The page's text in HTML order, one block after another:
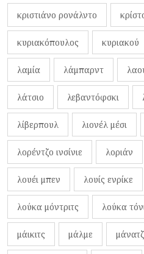
κριστιάνο ρονάλντο
κυριακόπουλος κυριακού
λαμία λάμπαρντ
λάτσιο λεβαντόφσκι
λίβερπουλ λιονέλ μέσι
λορέντζο ινσίνιε λοριάν
λουέι μπεν λουίς ενρίκε
λούκα μόντριτς λούκα
μάικιτς μάλμε